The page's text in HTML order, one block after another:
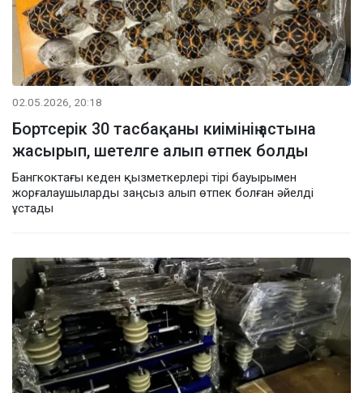
02.05.2026, 20:18
Бортсерік 30 тасбақаны киімінің астына
жасырып, шетелге алып өтпек болды
Бангкоктағы кеден қызметкерлері тірі бауырымен
жорғалаушыларды заңсыз алып өтпек болған әйелді
ұстады